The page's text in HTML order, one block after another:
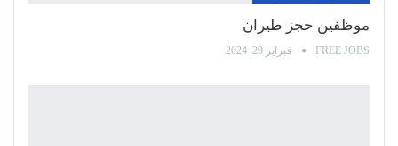
موظفين حجز طيران
FREE JOBS فبراير 29, 2024